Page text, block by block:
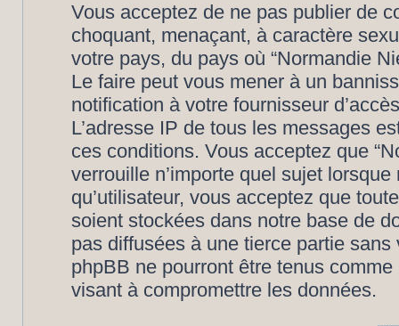
Vous acceptez de ne pas publier de
choquant, menaçant, à caractère
votre pays, du pays où “Normandie
Le faire peut vous mener à un
notification à votre fournisseur
L’adresse IP de tous les messages
ces conditions. Vous acceptez que
verrouille n’importe quel sujet
qu’utilisateur, vous acceptez que
soient stockées dans notre base de
pas diffusées à une tierce partie
phpBB ne pourront être tenus
visant à compromettre les données.